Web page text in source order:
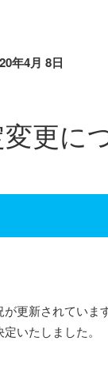
年4月 8日
更に
更新されてい
いたしました。